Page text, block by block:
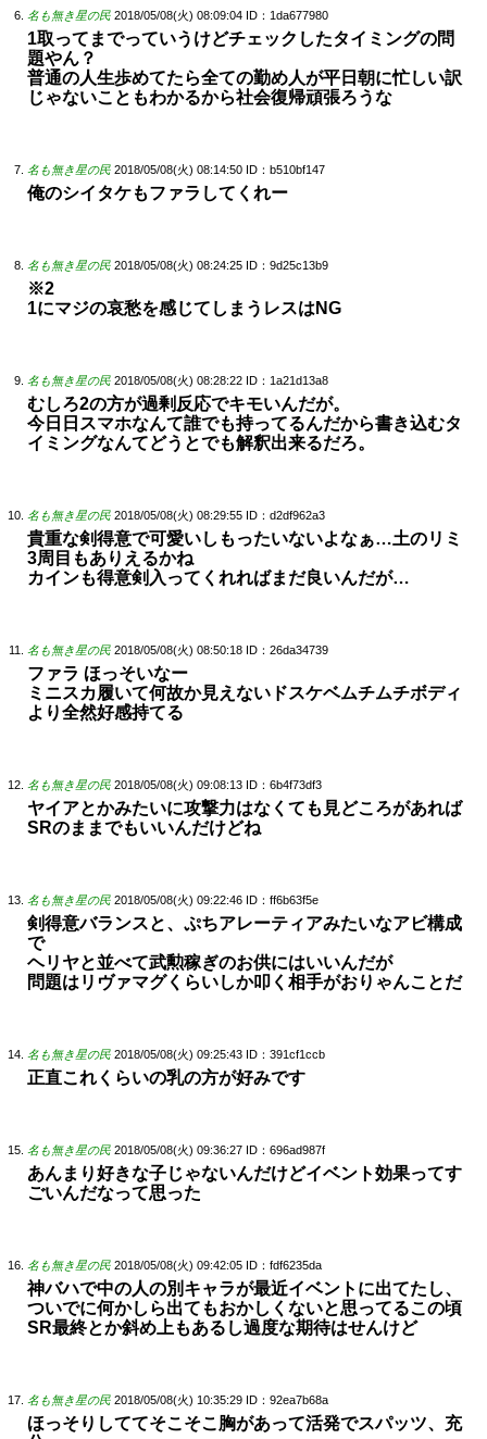
名も無き星の民 2018/05/08(火) 08:09:04 ID：1da677980
1取ってまでっていうけどチェックしたタイミングの問
題やん？
普通の人生歩めてたら全ての勤め人が平日朝に忙しい訳
じゃないこともわかるから社会復帰頑張ろうな
名も無き星の民 2018/05/08(火) 08:14:50 ID：b510bf147
俺のシイタケもファラしてくれー
名も無き星の民 2018/05/08(火) 08:24:25 ID：9d25c13b9
※2
1にマジの哀愁を感じてしまうレスはNG
名も無き星の民 2018/05/08(火) 08:28:22 ID：1a21d13a8
むしろ2の方が過剰反応でキモいんだが。
今日日スマホなんて誰でも持ってるんだから書き込むタ
イミングなんてどうとでも解釈出来るだろ。
名も無き星の民 2018/05/08(火) 08:29:55 ID：d2df962a3
貴重な剣得意で可愛いしもったいないよなぁ…土のリミ
3周目もありえるかね
カインも得意剣入ってくれればまだ良いんだが…
名も無き星の民 2018/05/08(火) 08:50:18 ID：26da34739
ファラ ほっそいなー
ミニスカ履いて何故か見えないドスケベムチムチボディ
より全然好感持てる
名も無き星の民 2018/05/08(火) 09:08:13 ID：6b4f73df3
ヤイアとかみたいに攻撃力はなくても見どころがあれば
SRのままでもいいんだけどね
名も無き星の民 2018/05/08(火) 09:22:46 ID：ff6b63f5e
剣得意バランスと、ぷちアレーティアみたいなアビ構成
で
ヘリヤと並べて武勲稼ぎのお供にはいいんだが
問題はリヴァマグくらいしか叩く相手がおりゃんことだ
名も無き星の民 2018/05/08(火) 09:25:43 ID：391cf1ccb
正直これくらいの乳の方が好みです
名も無き星の民 2018/05/08(火) 09:36:27 ID：696ad987f
あんまり好きな子じゃないんだけどイベント効果ってす
ごいんだなって思った
名も無き星の民 2018/05/08(火) 09:42:05 ID：fdf6235da
神バハで中の人の別キャラが最近イベントに出てたし、
ついでに何かしら出てもおかしくないと思ってるこの頃
SR最終とか斜め上もあるし過度な期待はせんけど
名も無き星の民 2018/05/08(火) 10:35:29 ID：92ea7b68a
ほっそりしててそこそこ胸があって活発でスパッツ、充